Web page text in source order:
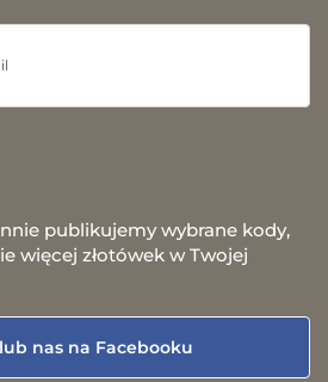
publikujemy wybrane kody,
więcej złotówek w Twojej
nas na Facebooku